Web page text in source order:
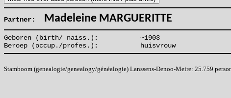
Partner: Madeleine MARGUERITTE
Geboren (birth/ naiss.):
~1903
Beroep (occup./profes.):
huisvrouw
Stamboom (genealogie/genealogy/généalogie) Lanssens-Denoo-Meire: 25.759